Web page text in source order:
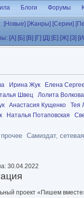
Блоги Форумы
[Новые] [Жанры] [Серии]
[А] [Б] [В] [Г] [Д] [Е] [Ж] [З]
Ирина Жук
Елена
Швец
Лолита Волкова
Анастасия Кущенко
Тея
Наталья Потаповская
Самиздат,
30.04.2022
проект «Пишем